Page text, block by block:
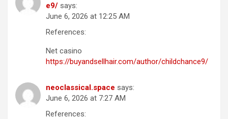
e9/ says:
June 6, 2026 at 12:25 AM
References:
Net casino
https://buyandsellhair.com/author/childchance9/
neoclassical.space says:
June 6, 2026 at 7:27 AM
References: